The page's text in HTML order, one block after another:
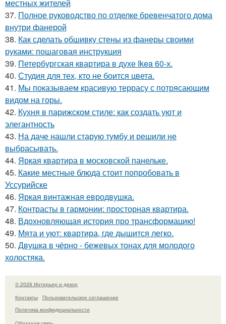
местных жителей
37. Полное руководство по отделке бревенчатого дома
внутри фанерой
38. Как сделать обшивку стены из фанеры своими
руками: пошаговая инструкция
39. Петербургская квартира в духе Ikea 60-х.
40. Студия для тех, кто не боится цвета.
41. Мы показываем красивую террасу с потрясающим
видом на горы.
42. Кухня в парижском стиле: как создать уют и
элегантность
43. На даче нашли старую тумбу и решили не
выбрасывать.
44. Яркая квартира в московской панельке.
45. Какие местные блюда стоит попробовать в
Уссурийске
46. Яркая винтажная евродвушка.
47. Контрасты в гармонии: просторная квартира.
48. Вдохновляющая история про трансформацию!
49. Мята и уют: квартира, где дышится легко.
50. Двушка в чёрно - бежевых тонах для молодого
холостяка.
© 2026 Интерьер и декор
Контакты
Пользовательское соглашение
Политика конфидециальности